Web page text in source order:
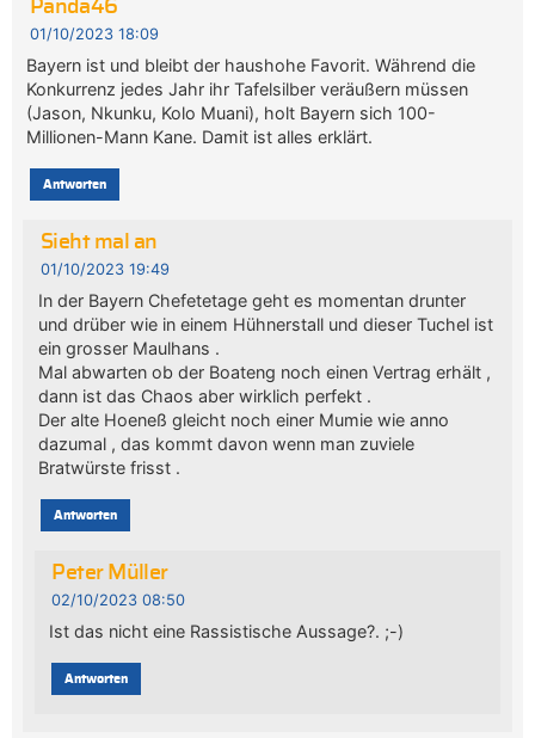
Panda46
01/10/2023 18:09
Bayern ist und bleibt der haushohe Favorit. Während die
Konkurrenz jedes Jahr ihr Tafelsilber veräußern müssen
(Jason, Nkunku, Kolo Muani), holt Bayern sich 100-
Millionen-Mann Kane. Damit ist alles erklärt.
Antworten
Sieht mal an
01/10/2023 19:49
In der Bayern Chefetetage geht es momentan drunter
und drüber wie in einem Hühnerstall und dieser Tuchel ist
ein grosser Maulhans .
Mal abwarten ob der Boateng noch einen Vertrag erhält ,
dann ist das Chaos aber wirklich perfekt .
Der alte Hoeneß gleicht noch einer Mumie wie anno
dazumal , das kommt davon wenn man zuviele
Bratwürste frisst .
Antworten
Peter Müller
02/10/2023 08:50
Ist das nicht eine Rassistische Aussage?. ;-)
Antworten